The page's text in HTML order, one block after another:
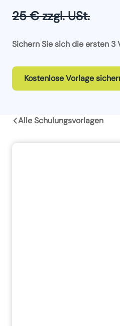
25 € zzgl. USt.
Sichern Sie sich die ersten 3
Kostenlose Vorlage
Alle Schulungsvorlagen